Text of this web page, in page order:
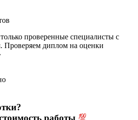
проверенные специалисты с
Проверяем диплом на оценки
работы